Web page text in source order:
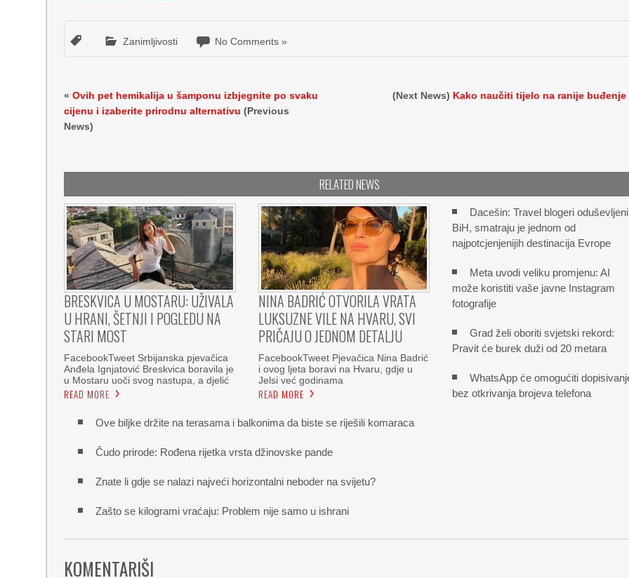
Zanimljivosti No Comments »
«Ovih pet hemikalija u šamponu izbjegnite po svaku
cijenu i izaberite prirodnu alternativu (Previous
News)
(Next News) Kako naučiti tijelo na ranije buđenje
RELATED NEWS
BRESKVICA U MOSTARU: UŽIVALA
U HRANI, ŠETNJI I POGLEDU NA
STARI MOST
FacebookTweet Srbijanska pjevačica
Anđela Ignjatović Breskvica boravila je
u Mostaru uoči svog nastupa, a djelić
READ MORE
NINA BADRIĆ OTVORILA VRATA
LUKSUZNE VILE NA HVARU, SVI
PRIČAJU O JEDNOM DETALJU
FacebookTweet Pjevačica Nina Badrić
i ovog ljeta boravi na Hvaru, gdje u
Jelsi već godinama
READ MORE
Dacešin: Travel blogeri oduševljeni
BiH, smatraju je jednom od
najpotcjenjenijih destinacija Evrope
Meta uvodi veliku promjenu: AI
može koristiti vaše javne Instagram
fotografije
Grad želi oboriti svjetski rekord:
Pravit će burek duži od 20 metara
WhatsApp će omogućiti
bez otkrivanja brojeva telefona
Ove biljke držite na terasama i balkonima da biste se riješili komaraca
Čudo prirode: Rođena rijetka vrsta džinovske pande
Znate li gdje se nalazi najveći horizontalni neboder na svijetu?
Zašto se kilogrami vraćaju: Problem nije samo u ishrani
KOMENTARIŠI